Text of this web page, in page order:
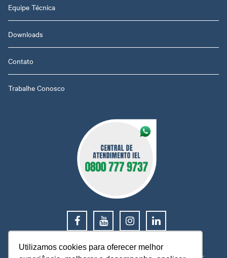
Utilizamos cookies para oferecer melhor
Equipe Técnica
Downloads
Contato
Trabalhe Conosco
0800 777 9737